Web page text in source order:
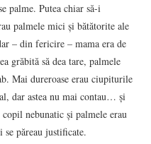
palme. Putea chiar să-i
palmele mici şi bătătorite ale
– din fericire – mama era de
grăbită să dea tare, palmele
Mai dureroase erau ciupiturile
dar astea nu mai contau… şi
nebunatic şi palmele erau
păreau justificate.